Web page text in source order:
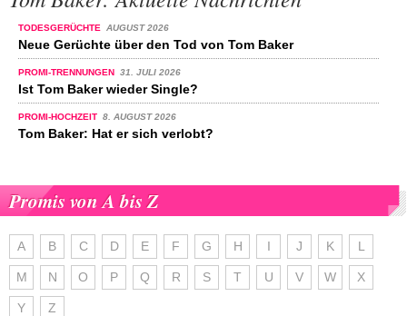
TODESGERÜCHTE AUGUST 2026
Neue Gerüchte über den Tod von Tom Baker
PROMI-TRENNUNGEN 31. JULI 2026
Ist Tom Baker wieder Single?
PROMI-HOCHZEIT 8. AUGUST 2026
Tom Baker: Hat er sich verlobt?
Promis von A bis Z
A B C D E F G H I J K L
M N O P Q R S T U V W X
Y Z